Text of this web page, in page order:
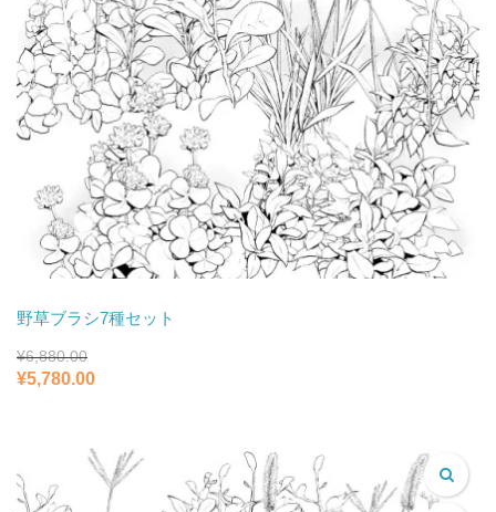
野草ブラシ7種セット
¥6,880.00
元
¥6,880.00
で
¥5,780.00
格
は
¥5,780.00